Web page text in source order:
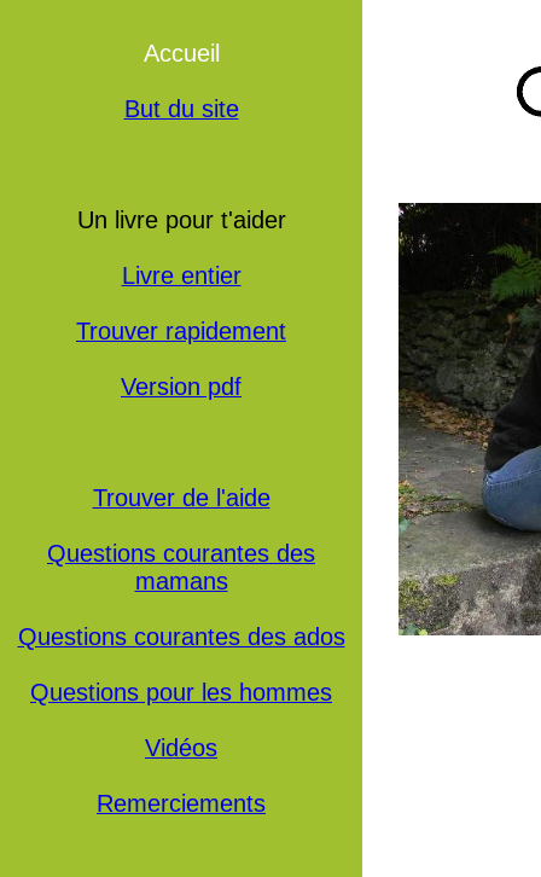
Accueil
But du site
Un livre pour t'aider
Livre entier
Trouver rapidement
Version pdf
Trouver de l'aide
Questions courantes des
mamans
Questions courantes des ados
Questions pour les hommes
Vidéos
Remerciements